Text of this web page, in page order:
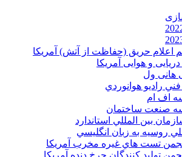
اعلام حریق (حفاظت از آتش) آمریکا
دریایی و هوایی آمریکا
هانی ول
فني راديو هوانوردي
اف ام
صنعت ساختمان
بين المللي استاندارد
روسيه به زبان انگليسي
انجمن تست هاي غيره مخرب آمريکا
توليد کنندگان چرخ دنده آمريکا